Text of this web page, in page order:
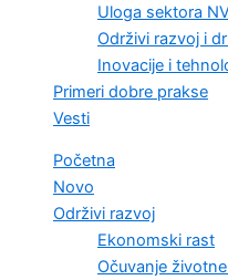
Uloga sektora
Održivi razvoj i
Inovacije i
Primeri dobre prakse
Vesti
Početna
Novo
Održivi razvoj
Ekonomski rast
Očuvanje